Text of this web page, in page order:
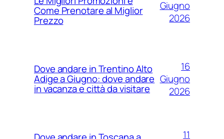
Come Prenotare al Miglior
Prezzo
Giugno
2026
Dove andare in Trentino Alto
Adige a Giugno: dove andare
in vacanza e città da visitare
16
Giugno
2026
11